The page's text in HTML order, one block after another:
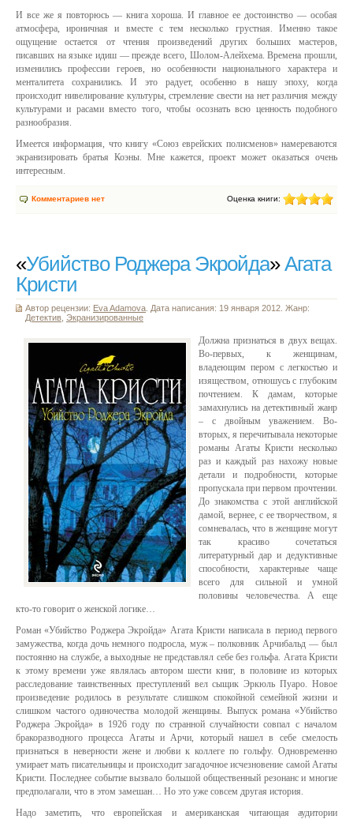
И все же я повторюсь — книга хороша. И главное ее достоинство — особая
атмосфера, ироничная и вместе с тем несколько грустная. Именно такое
ощущение остается от чтения произведений других больших мастеров,
писавших на языке идиш — прежде всего, Шолом-Алейхема. Времена прошли,
изменились профессии героев, но особенности национального характера и
менталитета сохранились. И это радует, особенно в нашу эпоху, когда
происходит нивелирование культуры, стремление свести на нет различия между
культурами и расами вместо того, чтобы осознать всю ценность подобного
разнообразия.
Имеется информация, что книгу «Союз еврейских полисменов» намереваются
экранизировать братья Коэны. Мне кажется, проект может оказаться очень
интересным.
Комментариев нет Оценка книги:
«Убийство Роджера Экройда»Агата
Кристи
Автор рецензии: Eva Adamova . Дата написания: 19 января 2012. Жанр:
Детектив Экранизированные
Должна признаться в двух вещах.
Во-первых, к женщинам,
владеющим пером с легкостью и
изяществом, отношусь с глубоким
почтением. К дамам, которые
замахнулись на детективный жанр
– с двойным уважением. Во-
вторых, я перечитывала некоторые
романы Агаты Кристи несколько
раз и каждый раз нахожу новые
детали и подробности, которые
пропускала при первом прочтении.
До знакомства с этой английской
дамой, вернее, с ее творчеством, я
сомневалась, что в женщине могут
так красиво сочетаться
литературный дар и дедуктивные
способности, характерные чаще
всего для сильной и умной
половины человечества. А еще
кто-то говорит о женской логике…
Роман «Убийство Роджера Экройда» Агата Кристи написала в период первого
замужества, когда дочь немного подросла, муж – полковник Арчибальд — был
постоянно на службе, а выходные не представлял себе без гольфа. Агата Кристи
к этому времени уже являлась автором шести книг, в половине из которых
расследование таинственных преступлений вел сыщик Эркюль Пуаро. Новое
произведение родилось в результате слишком спокойной семейной жизни и
слишком частого одиночества молодой женщины. Выпуск романа «Убийство
Роджера Экройда» в 1926 году по странной случайности совпал с началом
бракоразводного процесса Агаты и Арчи, который нашел в себе смелость
признаться в неверности жене и любви к коллеге по гольфу. Одновременно
умирает мать писательницы и происходит загадочное исчезновение самой Агаты
Кристи. Последнее событие вызвало большой общественный резонанс и многие
предполагали, что в этом замешан… Но это уже совсем другая история.
Надо заметить, что европейская и американская читающая аудитории